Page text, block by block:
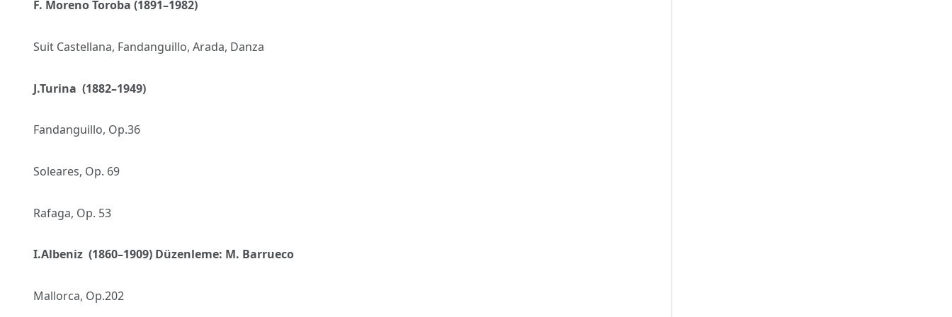
F. Moreno Toroba (1891–1982)
Suit Castellana, Fandanguillo, Arada, Danza
J.Turina (1882–1949)
Fandanguillo, Op.36
Soleares, Op. 69
Rafaga, Op. 53
I.Albeniz (1860–1909) Düzenleme: M. Barrueco
Mallorca, Op.202